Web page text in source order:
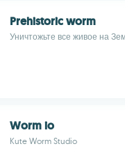
Prehistoric worm
Уничтожьте все живое на
Worm io
Kute Worm Studio